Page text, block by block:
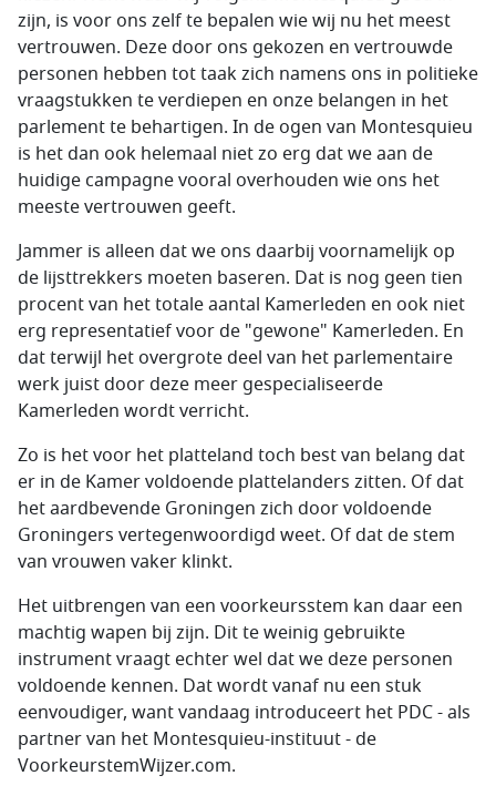
zijn, is voor ons zelf te bepalen wie wij nu het meest
vertrouwen. Deze door ons gekozen en vertrouwde
personen hebben tot taak zich namens ons in politieke
vraagstukken te verdiepen en onze belangen in het
parlement te behartigen. In de ogen van Montesquieu
is het dan ook helemaal niet zo erg dat we aan de
huidige campagne vooral overhouden wie ons het
meeste vertrouwen geeft.
Jammer is alleen dat we ons daarbij voornamelijk op
de lijsttrekkers moeten baseren. Dat is nog geen tien
procent van het totale aantal Kamerleden en ook niet
erg representatief voor de "gewone" Kamerleden. En
dat terwijl het overgrote deel van het parlementaire
werk juist door deze meer gespecialiseerde
Kamerleden wordt verricht.
Zo is het voor het platteland toch best van belang dat
er in de Kamer voldoende plattelanders zitten. Of dat
het aardbevende Groningen zich door voldoende
Groningers vertegenwoordigd weet. Of dat de stem
van vrouwen vaker klinkt.
Het uitbrengen van een voorkeursstem kan daar een
machtig wapen bij zijn. Dit te weinig gebruikte
instrument vraagt echter wel dat we deze personen
voldoende kennen. Dat wordt vanaf nu een stuk
eenvoudiger, want vandaag introduceert het PDC - als
partner van het Montesquieu-instituut - de
VoorkeurstemWijzer.com.